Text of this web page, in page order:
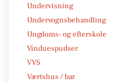
Undervisning
Undervognsbehandling
Ungdoms- og efterskole
Vinduespudser
VVS
Værtshus / bar